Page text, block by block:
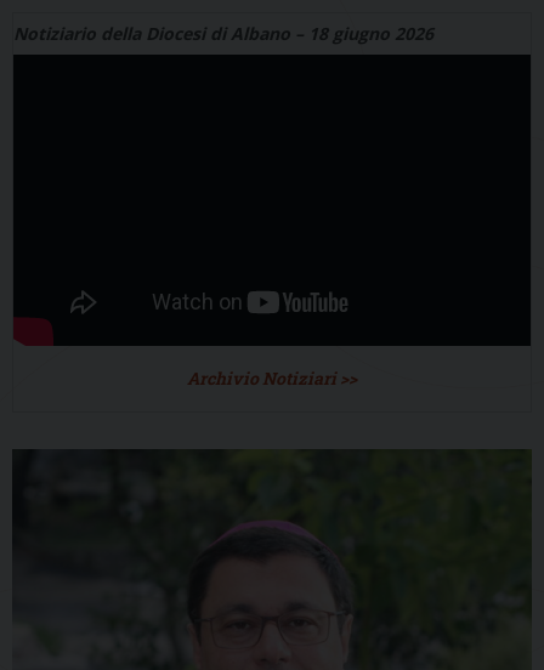
Notiziario della Diocesi di Albano – 18 giugno 2026
Archivio Notiziari >>